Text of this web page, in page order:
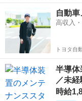
円以上可能な高収入ワーク
社ジャパンクリエイトの強み／ 【製造・物流に特化し
性】 ジャパンクリ...
東広島市
自動
高収入
トヨタ自
半導体
／未
時給